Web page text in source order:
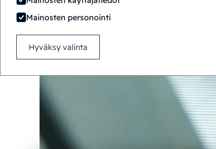
Mainosten personointi
Hyväksy valinta